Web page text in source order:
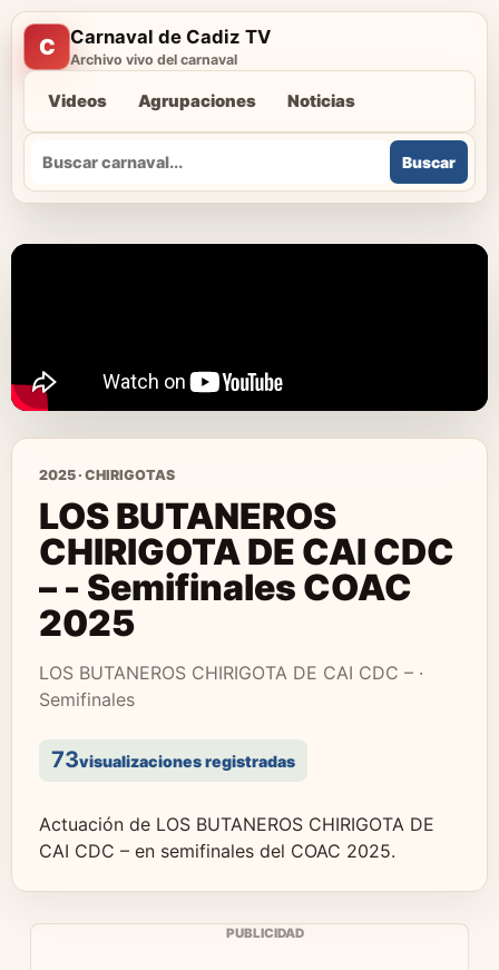
C Carnaval de Cadiz TV
Archivo vivo del carnaval
Videos Agrupaciones Noticias
Buscar
Buscar
2025 · CHIRIGOTAS
LOS BUTANEROS
CHIRIGOTA DE CAI CDC
– - Semifinales COAC
2025
LOS BUTANEROS CHIRIGOTA DE CAI CDC – ·
Semifinales
73visualizaciones registradas
Actuación de LOS BUTANEROS CHIRIGOTA DE
CAI CDC – en semifinales del COAC 2025.
PUBLICIDAD